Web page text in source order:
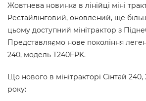
Жовтнева новинка в лінійці міні
Рестайлінговий, оновлений, ще
цьому доступний мінітрактор з
Представляємо нове покоління
240, модель T240FPK.
Що нового в мінітракторі Сінтай
року: